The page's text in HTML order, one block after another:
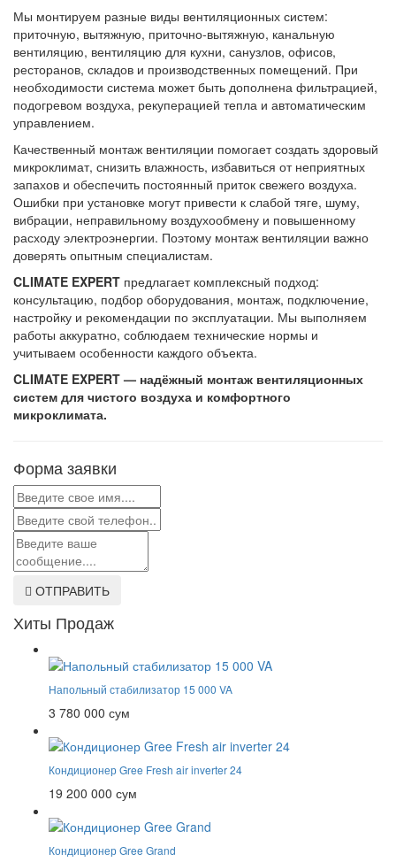
Мы монтируем разные виды вентиляционных систем:
приточную, вытяжную, приточно-вытяжную, канальную
вентиляцию, вентиляцию для кухни, санузлов, офисов,
ресторанов, складов и производственных помещений. При
необходимости система может быть дополнена фильтрацией,
подогревом воздуха, рекуперацией тепла и автоматическим
управлением.
Качественный монтаж вентиляции помогает создать здоровый
микроклимат, снизить влажность, избавиться от неприятных
запахов и обеспечить постоянный приток свежего воздуха.
Ошибки при установке могут привести к слабой тяге, шуму,
вибрации, неправильному воздухообмену и повышенному
расходу электроэнергии. Поэтому монтаж вентиляции важно
доверять опытным специалистам.
CLIMATE EXPERT предлагает комплексный подход:
консультацию, подбор оборудования, монтаж, подключение,
настройку и рекомендации по эксплуатации. Мы выполняем
работы аккуратно, соблюдаем технические нормы и
учитываем особенности каждого объекта.
CLIMATE EXPERT — надёжный монтаж вентиляционных
систем для чистого воздуха и комфортного
микроклимата.
Форма заявки
ОТПРАВИТЬ
Хиты Продаж
Напольный стабилизатор 15 000 VA
3 780 000 сум
Кондиционер Gree Fresh air inverter 24
19 200 000 сум
Кондиционер Gree Grand